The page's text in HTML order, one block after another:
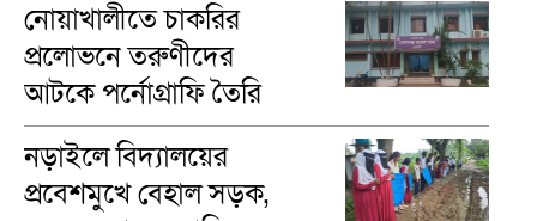
নোয়াখালীতে চাকরির
প্রলোভনে তরুণীদের
আটকে পর্নোগ্রাফি তৈরি
নড়াইলে বিদ্যালয়ের
প্রবেশমুখে বেহাল সড়ক,